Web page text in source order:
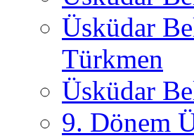
Üsküdar
Türkmen
Üsküdar
9. Dönem